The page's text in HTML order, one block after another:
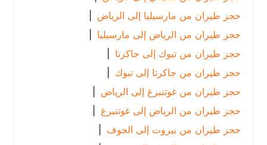
حجز طيران من مارسيليا إلى الرياض
|
حجز طيران من الرياض إلى مارسيليا |
حجز طيران من تبوك إلى جاكرتا
|
حجز طيران من جاكرتا إلى تبوك
|
حجز طيران من غوتنبرغ إلى الرياض
|
حجز طيران من الرياض إلى غوتنبرغ |
حجز طيران من بيروت إلى الجوف |